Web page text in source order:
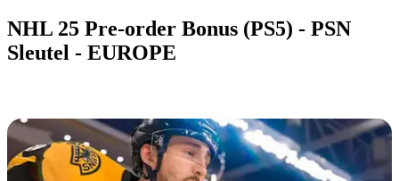
NHL 25 Pre-order Bonus (PS5) - PSN
Sleutel - EUROPE